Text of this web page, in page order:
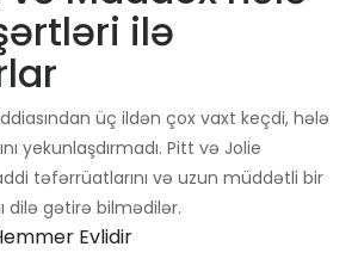
ilə
üç ildən çox vaxt keçdi, hələ
yekunlaşdırmadı. Pitt və Jolie
təfərrüatlarını və uzun müddətli bir
dilə gətirə bilmədilər.
Evlidir